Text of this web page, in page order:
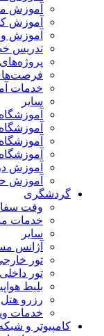
آموزش
آموزش
آموزش
تدریس
خدمات
سایر
آموزشگاه
آموزش
آموزش
گردشگری
وقت
خدمات
سایر
آژانس
تور
تور داخلی
بلیط
رزرو هتل
خدمات
کامپیوتر و